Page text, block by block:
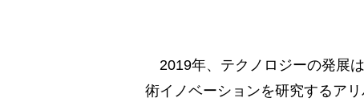
2019年、テクノロジーの発展
術イノベーションを研究するア